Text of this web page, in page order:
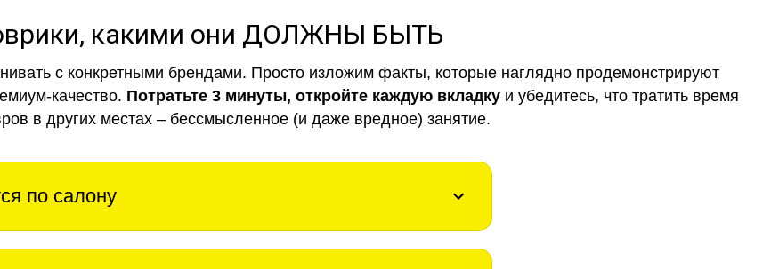
какими они ДОЛЖНЫ БЫТЬ
с конкретными брендами. Просто изложим факты, которые наглядно продемонстрируют
качество. Потратьте 3 минуты, откройте каждую вкладку и убедитесь, что тратить время
в других местах – бессмысленное (и даже вредное) занятие.
по салону